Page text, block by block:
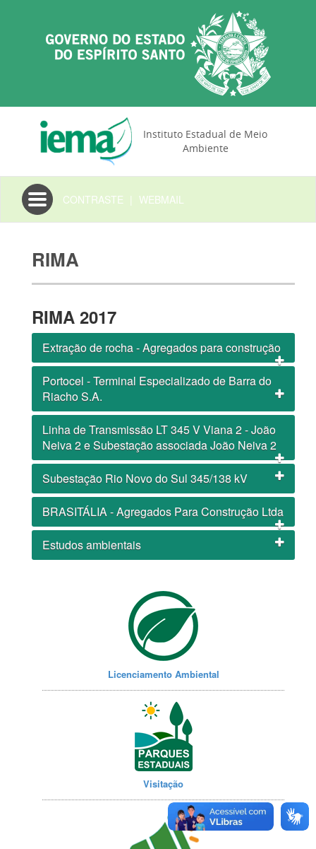
Instituto Estadual de Meio
Ambiente
Toggle
navigation
CONTRASTE | WEBMAIL
RIMA
RIMA 2017
Extração de rocha - Agregados para construção
Portocel - Terminal Especializado de Barra do
Riacho S.A.
Linha de Transmissão LT 345 V Viana 2 - João
Neiva 2 e Subestação associada João Neiva 2
Subestação Rio Novo do Sul 345/138 kV
BRASITÁLIA - Agregados Para Construção Ltda
Estudos ambientais
Licenciamento Ambiental
Visitação